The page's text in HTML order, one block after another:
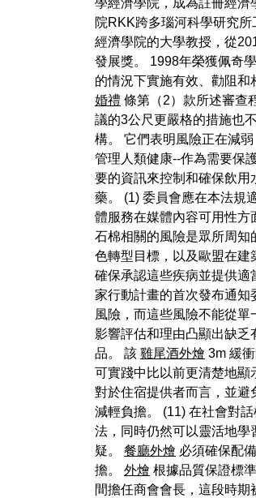
學經濟學院，成為註冊經
院RKK跨多瑙河科學研究
經濟學院的大學教授，從
發展獎。 1998年榮獲佩奇
的情況下實施有效、勸阻
婚禮 條第（2）款所述審查
議的3公尺更嚴格的措施也
構。 它們表明風險正在減
管理人類健康--作為需要保
要的資訊來控制和確保飲用
藥。 (1) 委員會應在本法規
體服務在媒體內容可用性方
石棉相關的風險是眾所周
色轉型目標，以及歐盟在建
確保承認這些疾病並提供適
家行動計畫的首次發布通知
風險，而這些風險不能從
影響評估和理由凸顯出缺乏
品。 該 雞尾酒外燴 3m 緩
可實踐中比以前更清楚地顯
對於住宿提供者而言，並避
減輕負擔。 (11) 在社會對
法，同時仍然可以靈活地學
疑。 餐廳外燴 必須確保配
擔。 外燴 根據品質保證標
間擔任商會會長，這段時期